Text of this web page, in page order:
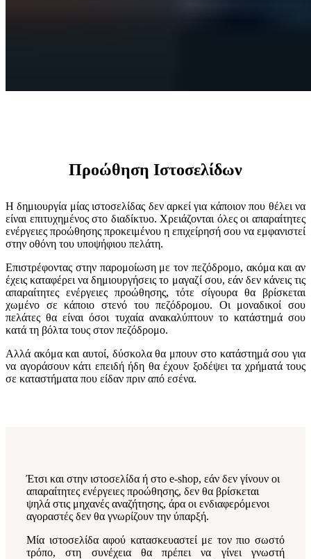
Προώθηση Ιστοσελίδων
Η δημιουργία μίας ιστοσελίδας δεν αρκεί για κάποιον που θέλει να
είναι επιτυχημένος στο διαδίκτυο. Χρειάζονται όλες οι απαραίτητες
ενέργειες προώθησης προκειμένου η επιχείρησή σου να εμφανιστεί
στην οθόνη του υποψήφιου πελάτη.
Επιστρέφοντας στην παρομοίωση με τον πεζόδρομο, ακόμα και αν
έχεις καταφέρει να δημιουργήσεις το μαγαζί σου, εάν δεν κάνεις τις
απαραίτητες ενέργειες προώθησης, τότε σίγουρα θα βρίσκεται
χωμένο σε κάποιο στενό του πεζόδρομου. Οι μοναδικοί σου
πελάτες θα είναι όσοι τυχαία ανακαλύπτουν το κατάστημά σου
κατά τη βόλτα τους στον πεζόδρομο.
Αλλά ακόμα και αυτοί, δύσκολα θα μπουν στο κατάστημά σου για
να αγοράσουν κάτι επειδή ήδη θα έχουν ξοδέψει τα χρήματά τους
σε καταστήματα που είδαν πριν από εσένα.
Έτσι και στην ιστοσελίδα ή στο e-shop, εάν δεν γίνουν οι
απαραίτητες ενέργειες προώθησης, δεν θα βρίσκεται
ψηλά στις μηχανές αναζήτησης, άρα οι ενδιαφερόμενοι
αγοραστές δεν θα γνωρίζουν την ύπαρξή.
Μία ιστοσελίδα αφού κατασκευαστεί με τον πιο σωστό
τρόπο, στη συνέχεια θα πρέπει να γίνει γνωστή